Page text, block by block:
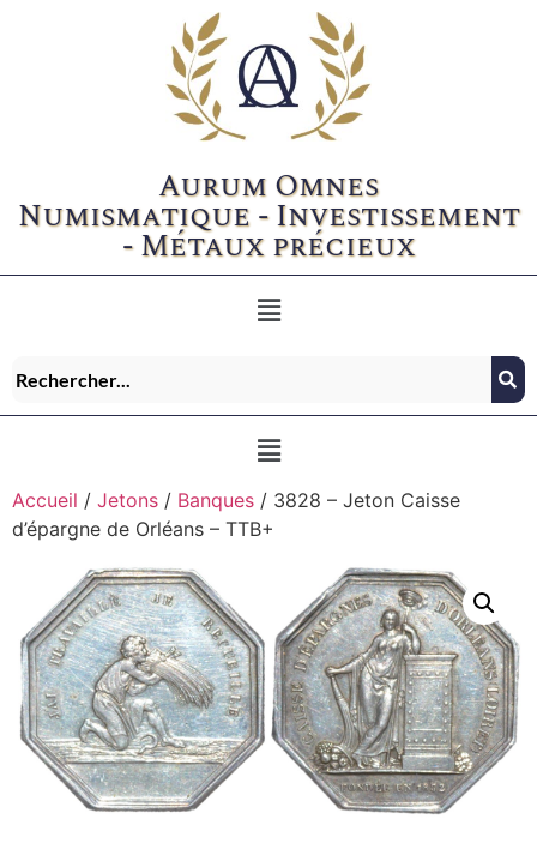
Aurum Omnes
Numismatique - Investissement
- Métaux précieux
Accueil / Jetons / Banques / 3828 – Jeton Caisse
d’épargne de Orléans – TTB+